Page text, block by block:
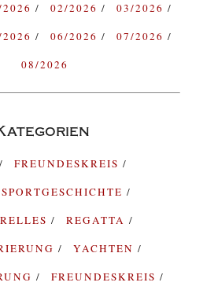
02/2026
03/2026
06/2026
07/2026
08/2026
FREUNDESKREIS
REGATTA
YACHTEN
FREUNDESKREIS